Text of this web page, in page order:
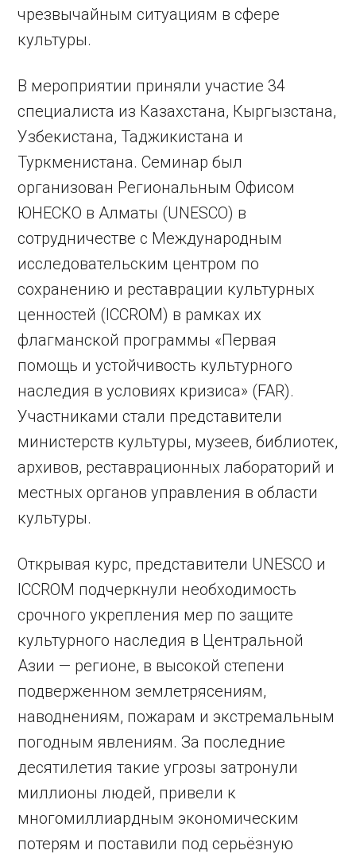
чрезвычайным ситуациям в сфере
культуры.
В мероприятии приняли участие 34
специалиста из Казахстана, Кыргызстана,
Узбекистана, Таджикистана и
Туркменистана. Семинар был
организован Региональным Офисом
ЮНЕСКО в Алматы (UNESCO) в
сотрудничестве с Международным
исследовательским центром по
сохранению и реставрации культурных
ценностей (ICCROM) в рамках их
флагманской программы «Первая
помощь и устойчивость культурного
наследия в условиях кризиса» (FAR).
Участниками стали представители
министерств культуры, музеев, библиотек,
архивов, реставрационных лабораторий и
местных органов управления в области
культуры.
Открывая курс, представители UNESCO и
ICCROM подчеркнули необходимость
срочного укрепления мер по защите
культурного наследия в Центральной
Азии — регионе, в высокой степени
подверженном землетрясениям,
наводнениям, пожарам и экстремальным
погодным явлениям. За последние
десятилетия такие угрозы затронули
миллионы людей, привели к
многомиллиардным экономическим
потерям и поставили под серьёзную